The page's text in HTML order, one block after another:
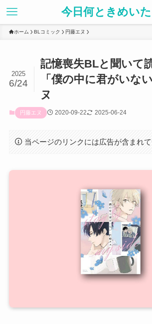
今日何ときめいた
ホーム BLコミック 円藤エヌ
記憶喪失BLと聞いて
「僕の中に君がいな
ヌ
2025
6/24
円藤エヌ 2020-09-22 2025-06-24
当ページのリンクには広告が含まれて